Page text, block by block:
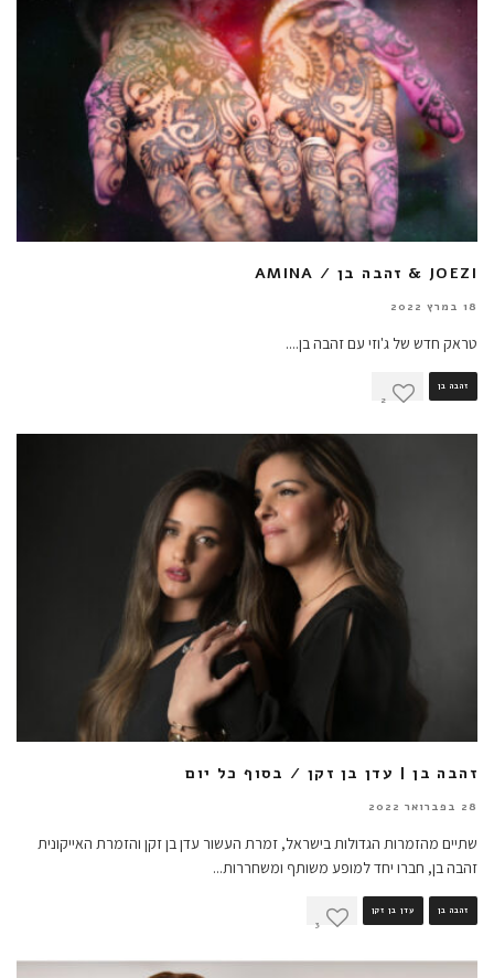
JOEZI & זהבה בן / AMINA
18 במרץ 2022
טראק חדש של ג'וזי עם זהבה בן....
זהבה בן
2
זהבה בן | עדן בן זקן / בסוף כל יום
28 בפברואר 2022
שתיים מהזמרות הגדולות בישראל, זמרת העשור עדן בן זקן והזמרת האייקונית
זהבה בן, חברו יחד למופע משותף ומשחררות...
זהבה בן עדן בן זקן
3